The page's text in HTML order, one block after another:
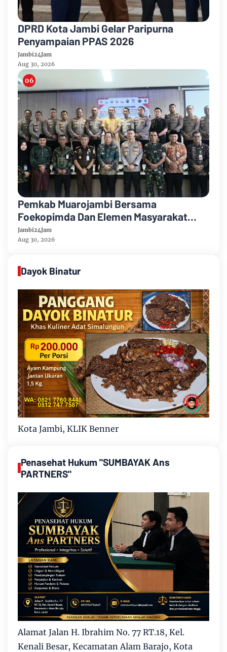
DPRD Kota Jambi Gelar Paripurna
Penyampaian PPAS 2026
Jambi24Jam
Aug 30, 2026
Pemkab Muarojambi Bersama
Foekopimda Dan Elemen Masyarakat
Menyatakan Sikap Dengan Tegas Tolak
Keberadaan Geng Motor
Jambi24Jam
Aug 30, 2026
Dayok Binatur
Kota Jambi, KLIK Benner
Penasehat Hukum "SUMBAYAK Ans
PARTNERS"
Alamat Jalan H. Ibrahim No. 77 RT.18, Kel.
Kenali Besar, Kecamatan Alam Barajo, Kota